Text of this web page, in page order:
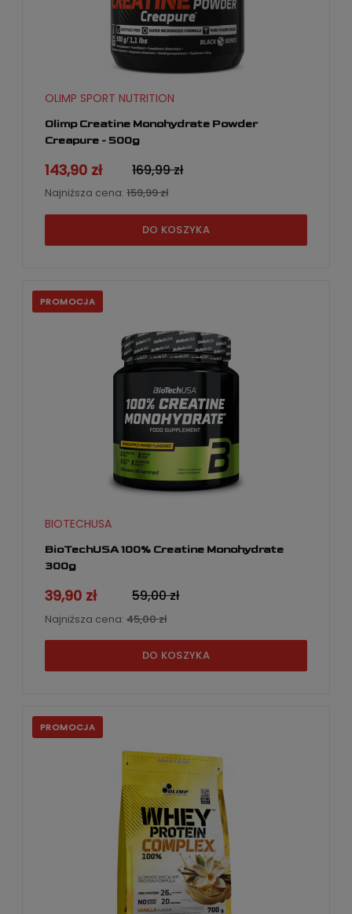
Olimp Creatine Monohydrate Powder
Creapure - 500g
OLIMP SPORT NUTRITION
143,90 zł 169,99 zł
Najniższa cena: 159,99 zł
DO KOSZYKA
BioTechUSA 100% Creatine Monohydrate
300g
BIOTECHUSA
39,90 zł 59,00 zł
Najniższa cena: 45,00 zł
DO KOSZYKA
PROMOCJA
PROMOCJA